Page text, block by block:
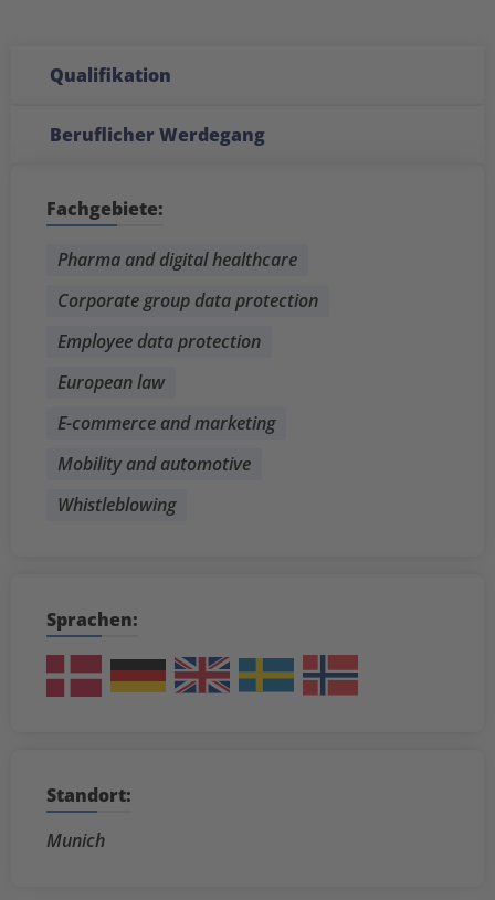
Qualifikation
Beruflicher Werdegang
Fachgebiete:
Pharma and digital healthcare
Corporate group data protection
Employee data protection
European law
E-commerce and marketing
Mobility and automotive
Whistleblowing
Sprachen:
Standort:
Munich